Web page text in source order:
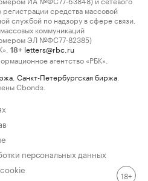
регистрации средства массовой
службой по надзору в сфере связи,
коммуникаций
ЭЛ №ФС77-82385)
18+ letters@rbc.ru
агентство «РБК».
Санкт-Петербургская биржа
Cbonds.
персональных данных
18+